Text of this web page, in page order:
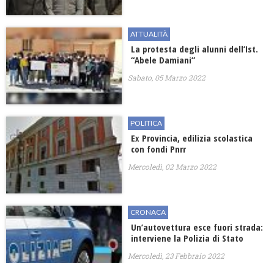
ATTUALITÀ
La protesta degli alunni dell’Ist.
“Abele Damiani”
Sabato, 05 Marzo 2022
POLITICA
Ex Provincia, edilizia scolastica
con fondi Pnrr
Mercoledì, 02 Marzo 2022
CRONACA
Un’autovettura esce fuori strada:
interviene la Polizia di Stato
Mercoledì, 23 Febbraio 2022